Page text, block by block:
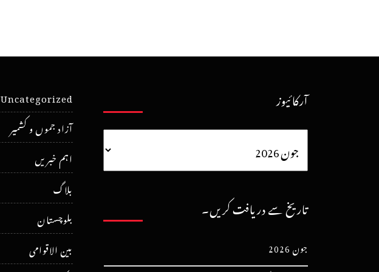
Uncategorized
آزاد جموں و کشمیر
اہم خبریں
بلاگ
بلوچستان
بین الاقوامی
آرکائیوز
تاریخ سے دریافت کریں۔
جون 2026